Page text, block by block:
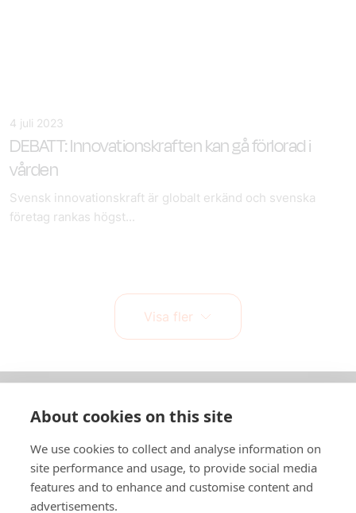
4 juli 2023
DEBATT: Innovationskraften kan gå förlorad i
vården
Svensk innovationskraft är globalt erkänd och svenska
företag rankas högst...
Visa fler
In English
Standardavtal
About cookies on this site
We use cookies to collect and analyse information on
site performance and usage, to provide social media
features and to enhance and customise content and
advertisements.